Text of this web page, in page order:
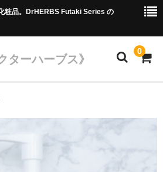
粧品。DrHERBS Futaki Series の
ターハーブス》
0